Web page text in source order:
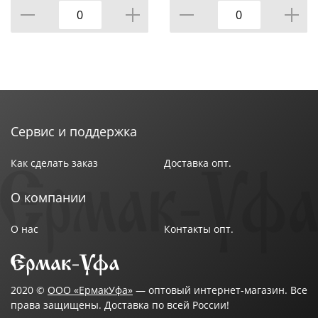
Сервис и поддержка
Как сделать заказ Доставка опт.
О компании
О нас Контакты опт.
2020 © ООО «ЕрмакУфа» — оптовый интернет-магазин. Все
права защищены. Доставка по всей России!